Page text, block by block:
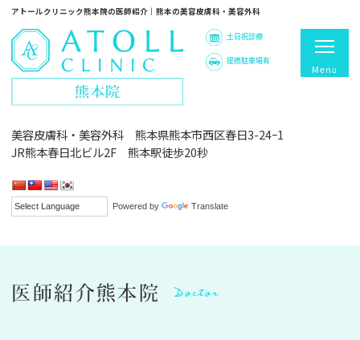
アトールクリニック熊本院の医師紹介｜熊本の美容皮膚科・美容外科
Powered by Translate
土日祝診療
提携駐車場有
美容皮膚科・美容外科 熊本県熊本市西区春日3-24ｰ1
JR熊本春日北ビル2F 熊本駅徒歩20秒
医師紹介熊本院 Doctor